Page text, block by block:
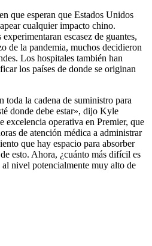
que esperan que Estados Unidos
cualquier impacto chino.
escasez de guantes,
de la pandemia, muchos decidieron
Los hospitales también han
los países de donde se originan
toda la cadena de suministro para
donde debe estar», dijo Kyle
operativa en Premier, que
de atención médica a administrar
que hay espacio para absorber
esto. Ahora, ¿cuánto más difícil es
nivel potencialmente muy alto de